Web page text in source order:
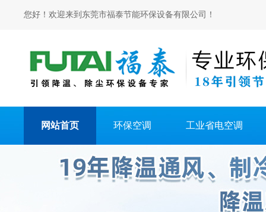
您好！欢迎来到东莞市福泰节能环保设备有限公司！
网站首页 环保空调 工业省电空调